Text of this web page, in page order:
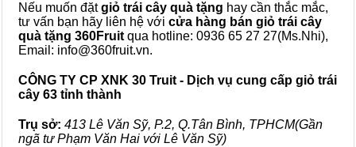
Nếu muốn đặtgiỏ trái cây quà tặng hay cần thắc mắc,
tư vấn bạn hãy liên hệ với cửa hàng bán giỏ trái cây
quà tặng 360Fruit qua hotline: 0936 65 27 27(Ms.Nhi),
Email: info@360fruit.vn.
CÔNG TY CP XNK 30 Truit - Dịch vụ cung cấp giỏ trái
cây 63 tỉnh thành
Trụ sở: 413 Lê Văn Sỹ, P.2, Q.Tân Bình, TPHCM(Gần
ngã tư Phạm Văn Hai với Lê Văn Sỹ)